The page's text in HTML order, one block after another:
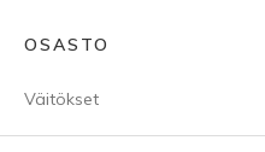
OSASTO
Väitökset